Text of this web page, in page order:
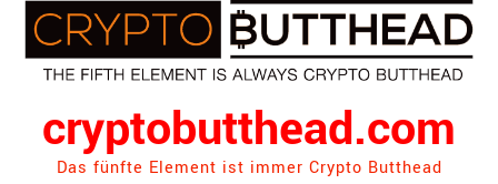
content
cryptobutthead.com
Das fünfte Element ist immer Crypto Butthead